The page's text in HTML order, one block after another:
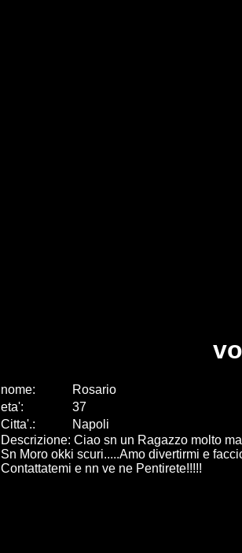
nome:
Rosario
eta':
37
Citta'.:
Napoli
Descrizione: Ciao sn un Ragazzo molto
Sn Moro okki scuri.....Amo divertirmi e
Contattatemi e nn ve ne Pentirete!!!!!